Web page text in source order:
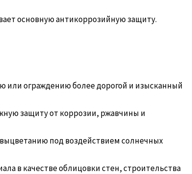
основную антикоррозийную защиту.
или ограждению более дорогой и изысканный
защиту от коррозии, ржавчины и
под воздействием солнечных
в качестве облицовки стен, строительства